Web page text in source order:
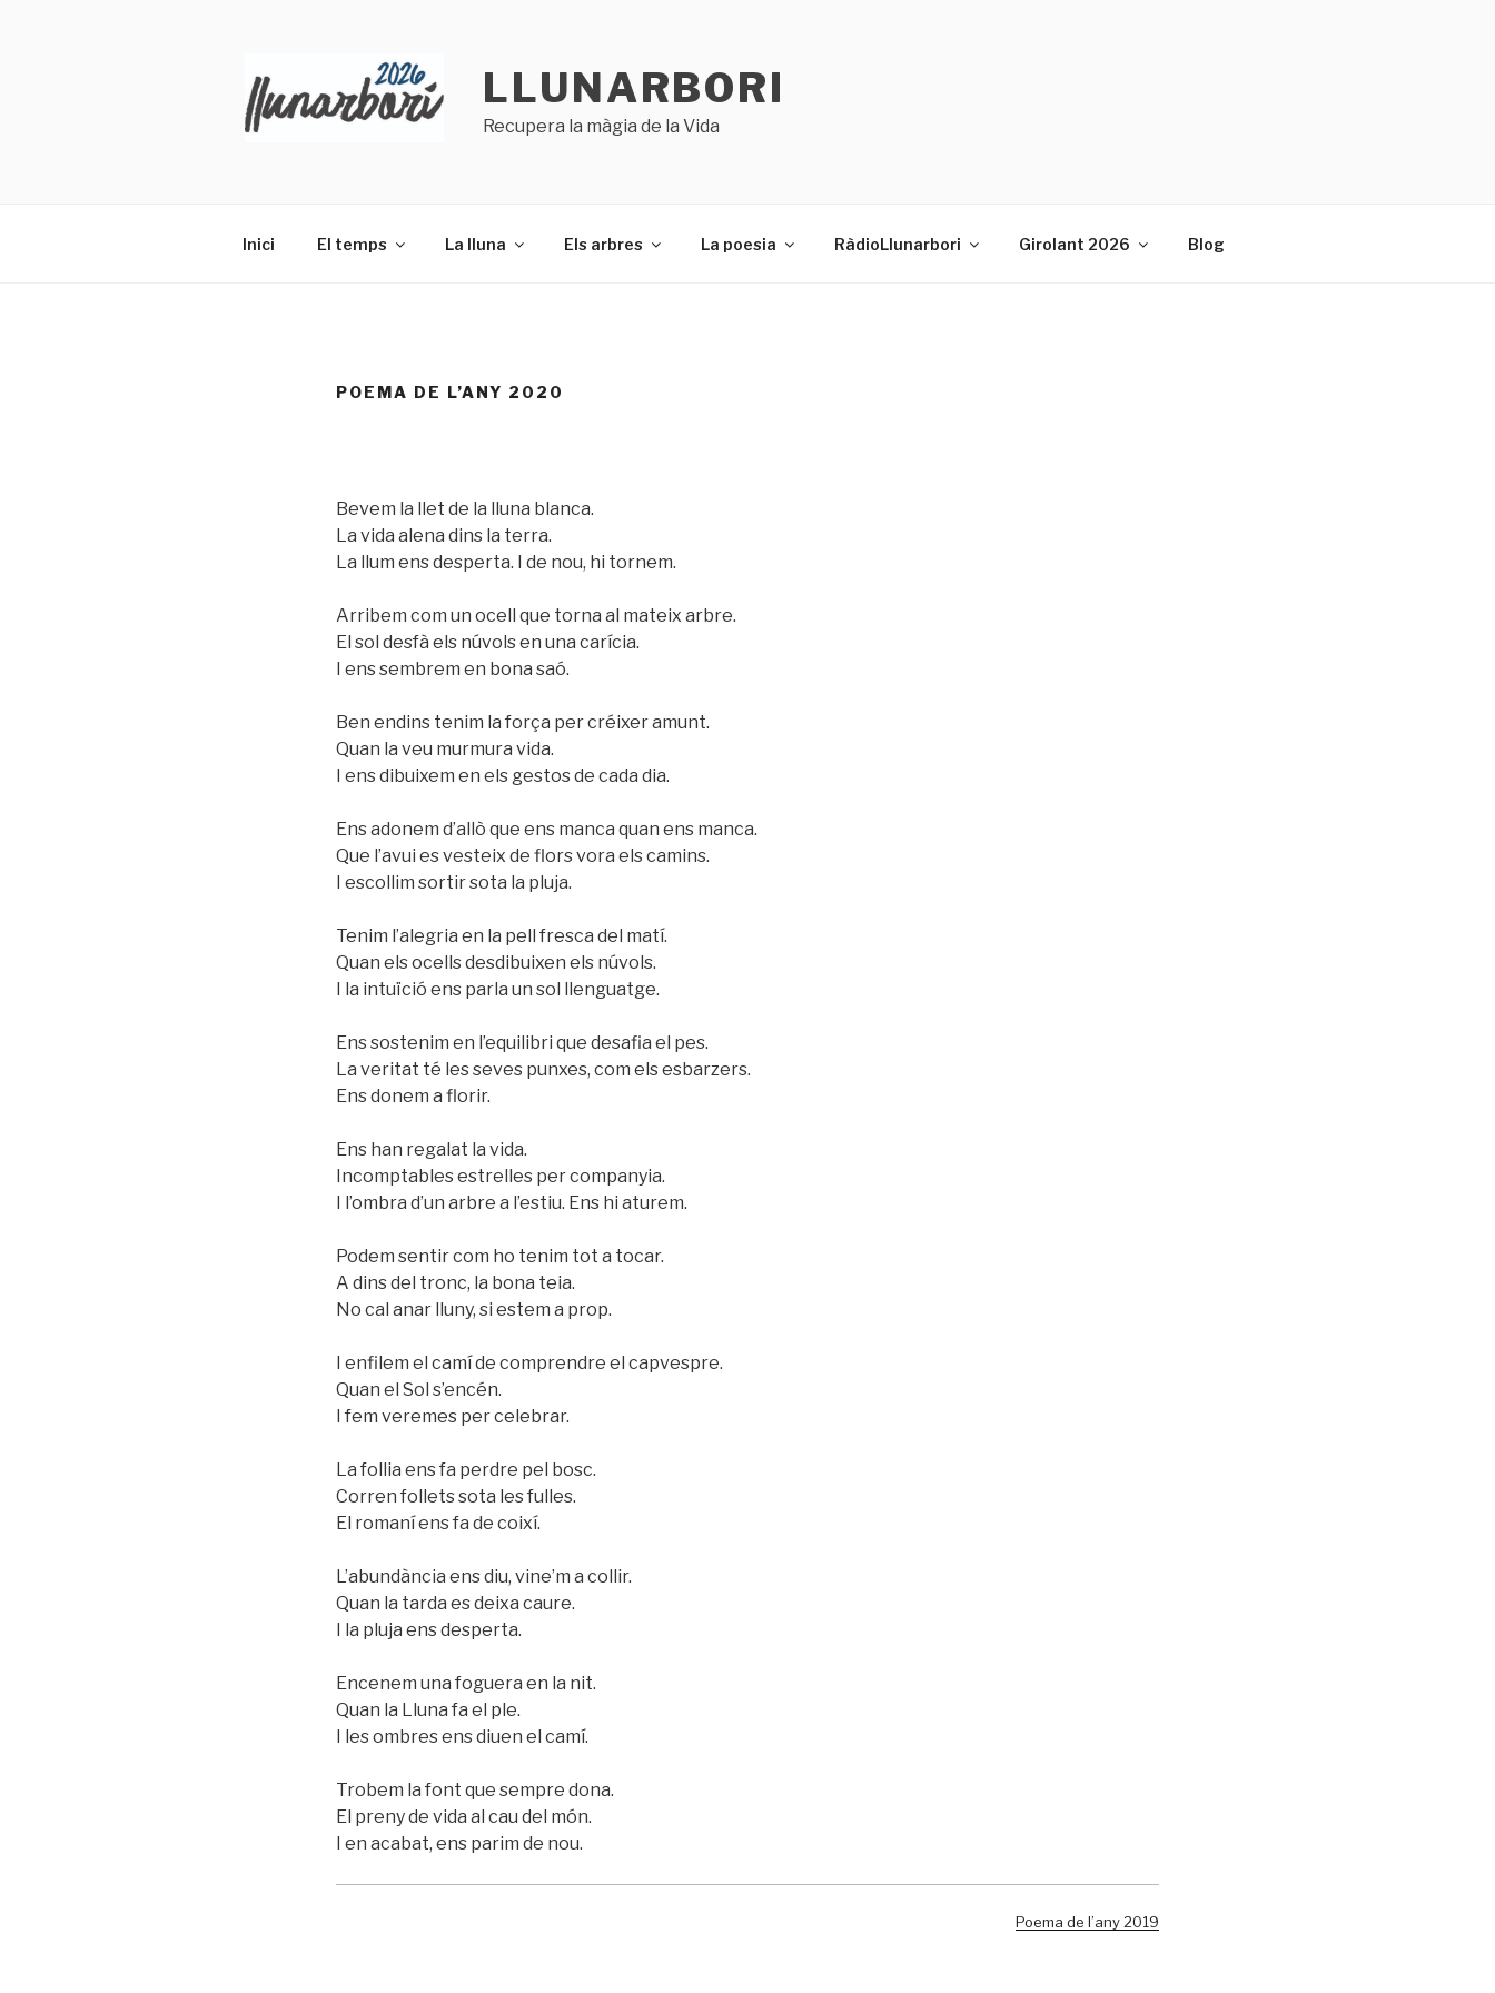
LLUNARBORI
Recupera la màgia de la Vida
Inici El temps La lluna Els arbres La poesia RàdioLlunarbori Girolant 2026 Blog
POEMA DE L’ANY 2020
Bevem la llet de la lluna blanca.
La vida alena dins la terra.
La llum ens desperta. I de nou, hi tornem.
Arribem com un ocell que torna al mateix arbre.
El sol desfà els núvols en una carícia.
I ens sembrem en bona saó.
Ben endins tenim la força per créixer amunt.
Quan la veu murmura vida.
I ens dibuixem en els gestos de cada dia.
Ens adonem d’allò que ens manca quan ens manca.
Que l’avui es vesteix de flors vora els camins.
I escollim sortir sota la pluja.
Tenim l’alegria en la pell fresca del matí.
Quan els ocells desdibuixen els núvols.
I la intuïció ens parla un sol llenguatge.
Ens sostenim en l’equilibri que desafia el pes.
La veritat té les seves punxes, com els esbarzers.
Ens donem a florir.
Ens han regalat la vida.
Incomptables estrelles per companyia.
I l’ombra d’un arbre a l’estiu. Ens hi aturem.
Podem sentir com ho tenim tot a tocar.
A dins del tronc, la bona teia.
No cal anar lluny, si estem a prop.
I enfilem el camí de comprendre el capvespre.
Quan el Sol s’encén.
I fem veremes per celebrar.
La follia ens fa perdre pel bosc.
Corren follets sota les fulles.
El romaní ens fa de coixí.
L’abundància ens diu, vine’m a collir.
Quan la tarda es deixa caure.
I la pluja ens desperta.
Encenem una foguera en la nit.
Quan la Lluna fa el ple.
I les ombres ens diuen el camí.
Trobem la font que sempre dona.
El preny de vida al cau del món.
I en acabat, ens parim de nou.
Poema de l’any 2019